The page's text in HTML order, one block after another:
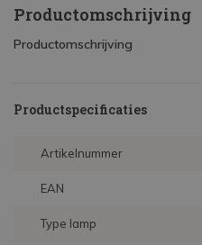
Productomschrijving
Productomschrijving
Productspecificaties
Artikelnummer
EAN
Type lamp